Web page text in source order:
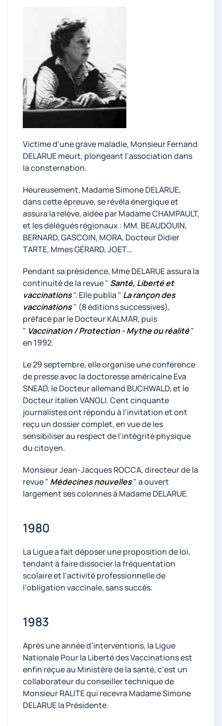
Victime d'une grave maladie, Monsieur Fernand
DELARUE meurt, plongeant l'association dans
la consternation.
Heureusement, Madame Simone DELARUE,
dans cette épreuve, se révéla énergique et
assura la relève, aidée par Madame CHAMPAULT,
et les délégués régionaux : MM. BEAUDOUIN,
BERNARD, GASCOIN, MORA, Docteur Didier
TARTE, Mmes GÉRARD, JOET…
Pendant sa présidence, Mme DELARUE assura la
continuité de la revue " Santé, Liberté et
vaccinations". Elle publia " La rançon des
vaccinations" (8 éditions successives),
préfacé par le Docteur KALMAR, puis
" Vaccination / Protection - Mythe ou réalité"
en 1992.
Le 29 septembre, elle organise une conférence
de presse avec la doctoresse américaine Eva
SNEAD, le Docteur allemand BUCHWALD, et le
Docteur italien VANOLI. Cent cinquante
journalistes ont répondu à l'invitation et ont
reçu un dossier complet, en vue de les
sensibiliser au respect de l'intégrité physique
du citoyen.
Monsieur Jean-Jacques ROCCA, directeur de la
revue " Médecines nouvelles" a ouvert
largement ses colonnes à Madame DELARUE.
1980
La Ligue a fait déposer une proposition de loi,
tendant à faire dissocier la fréquentation
scolaire et l'activité professionnelle de
l'obligation vaccinale, sans succès.
1983
Après une année d’interventions, la Ligue
Nationale Pour la Liberté des Vaccinations est
enfin reçue au Ministère de la santé, c’est un
collaborateur du conseiller technique de
Monsieur RALITE qui recevra Madame Simone
DELARUE la Présidente.